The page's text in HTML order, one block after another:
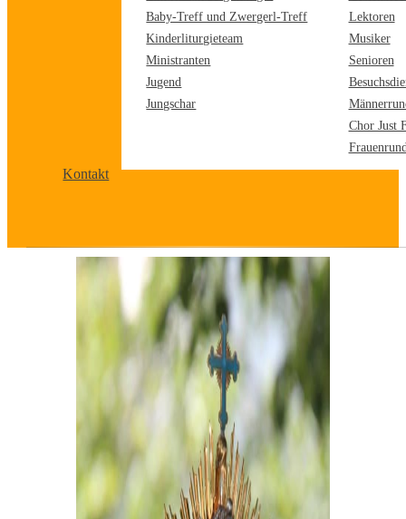
Baby-Treff und Zwergerl-Treff
Kinderliturgieteam
Ministranten
Jugend
Jungschar
Lektoren
Musiker
Senioren
Chor Just
Kontakt